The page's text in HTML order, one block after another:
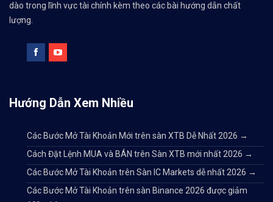
dào trong lĩnh vực tài chính kèm theo các bài hướng dẫn chất
lượng.
Hướng Dẫn Xem Nhiều
Các Bước Mở Tài Khoản Mới trên sàn XTB Dễ Nhất 2026 →
Cách Đặt Lệnh MUA và BÁN trên Sàn XTB mới nhất 2026 →
Các Bước Mở Tài Khoản trên Sàn IC Markets dễ nhất 2026 →
Các Bước Mở Tài Khoản trên sàn Binance 2026 được giảm